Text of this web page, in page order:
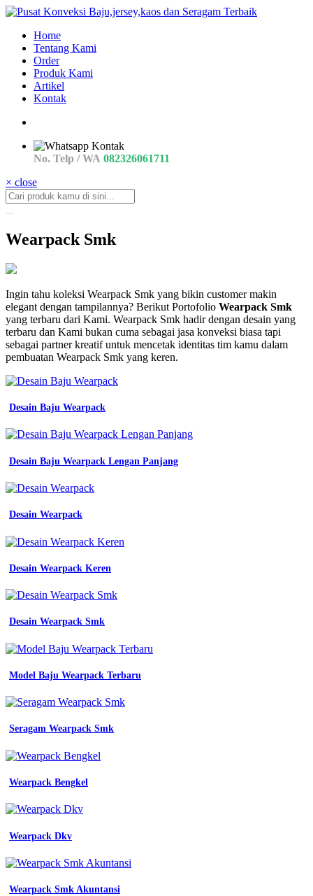
Home
Tentang Kami
Order
Produk Kami
Artikel
Kontak
No. Telp / WA 082326061711
× close
Wearpack Smk
Ingin tahu koleksi Wearpack Smk yang bikin customer makin
elegant dengan tampilannya? Berikut Portofolio Wearpack Smk
yang terbaru dari Kami. Wearpack Smk hadir dengan desain yang
terbaru dan Kami bukan cuma sebagai jasa konveksi biasa tapi
sebagai partner kreatif untuk mencetak identitas tim kamu dalam
pembuatan Wearpack Smk yang keren.
Desain Baju Wearpack
Desain Baju Wearpack Lengan Panjang
Desain Wearpack
Desain Wearpack Keren
Desain Wearpack Smk
Model Baju Wearpack Terbaru
Seragam Wearpack Smk
Wearpack Bengkel
Wearpack Dkv
Wearpack Smk Akuntansi